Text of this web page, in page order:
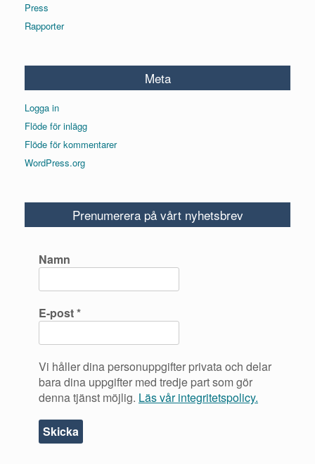
Press
Rapporter
Meta
Logga in
Flöde för inlägg
Flöde för kommentarer
WordPress.org
Prenumerera på vårt nyhetsbrev
Namn
E-post*
Vi håller dina personuppgifter privata och delar
bara dina uppgifter med tredje part som gör
denna tjänst möjlig. Läs vår integritetspolicy.